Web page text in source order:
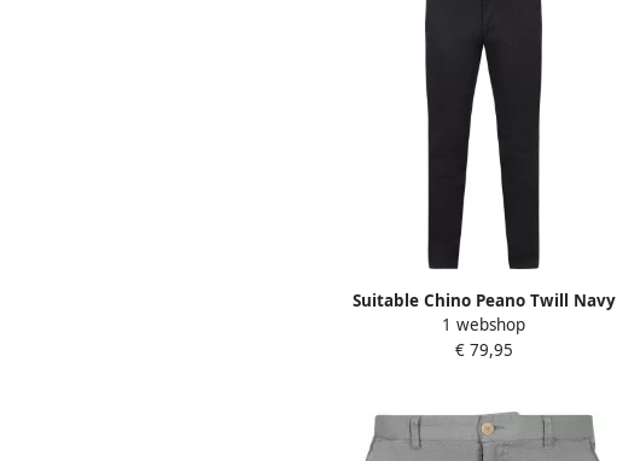
Suitable Chino Peano Twill Navy
1 webshop
€ 79,95